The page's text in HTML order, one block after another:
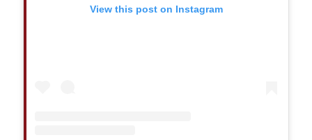
View this post on Instagram